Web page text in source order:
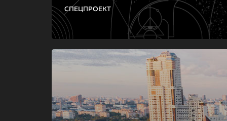
СПЕЦПРОЕКТ